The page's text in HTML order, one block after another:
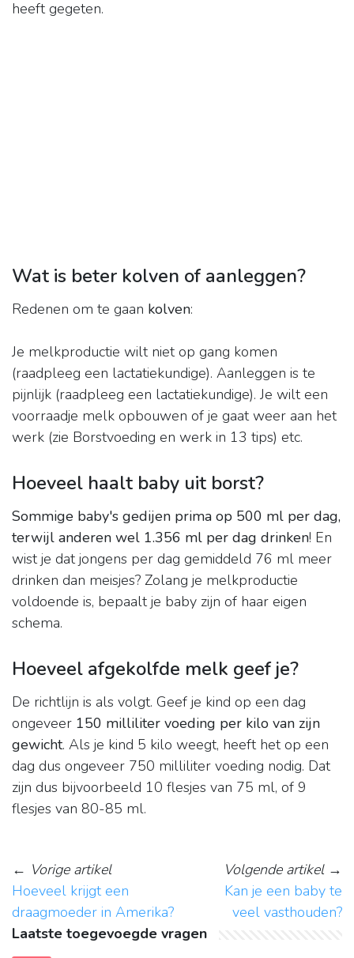
heeft gegeten.
Wat is beter kolven of aanleggen?
Redenen om te gaan kolven:
Je melkproductie wilt niet op gang komen
(raadpleeg een lactatiekundige). Aanleggen is te
pijnlijk (raadpleeg een lactatiekundige). Je wilt een
voorraadje melk opbouwen of je gaat weer aan het
werk (zie Borstvoeding en werk in 13 tips) etc.
Hoeveel haalt baby uit borst?
Sommige baby's gedijen prima op 500 ml per dag,
terwijl anderen wel 1.356 ml per dag drinken! En
wist je dat jongens per dag gemiddeld 76 ml meer
drinken dan meisjes? Zolang je melkproductie
voldoende is, bepaalt je baby zijn of haar eigen
schema.
Hoeveel afgekolfde melk geef je?
De richtlijn is als volgt. Geef je kind op een dag
ongeveer 150 milliliter voeding per kilo van zijn
gewicht. Als je kind 5 kilo weegt, heeft het op een
dag dus ongeveer 750 milliliter voeding nodig. Dat
zijn dus bijvoorbeeld 10 flesjes van 75 ml, of 9
flesjes van 80-85 ml.
← Vorige artikel
Hoeveel krijgt een
draagmoeder in Amerika?
Volgende artikel→
Kan je een baby te
veel vasthouden?
Laatste toegevoegde vragen